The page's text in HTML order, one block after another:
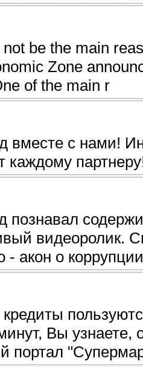
be the main
Zone
of the main r
вместе с нами!
каждому
познавал
видеоролик.
- акон о
Вы узнаете,